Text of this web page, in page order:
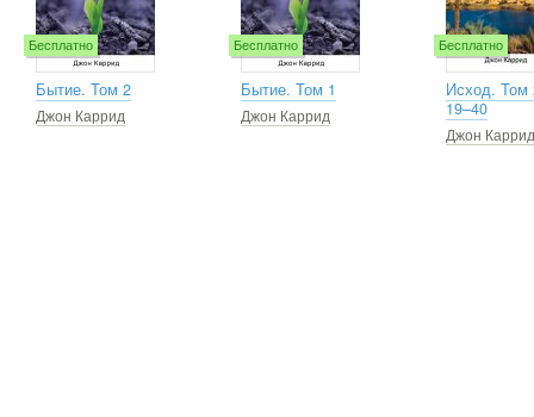
Бесплатно
Бытие. Том 2
Джон Каррид
Бесплатно
Бытие. Том 1
Джон Каррид
Бесплатно
Исход. Том
19–40
Джон Каррид